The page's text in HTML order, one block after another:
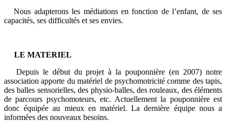
Nous adapterons les médiations en fonction de l’enfant, de ses
capacités, ses difficultés et ses envies.
LE MATERIEL
Depuis le début du projet à la pouponnière (en 2007) notre
association apporte du matériel de psychomotricité comme des tapis,
des balles sensorielles, des physio-balles, des rouleaux, des éléments
de parcours psychomoteurs, etc. Actuellement la pouponnière est
donc équipée au mieux en matériel. La dernière équipe nous a
informées des nouveaux besoins.